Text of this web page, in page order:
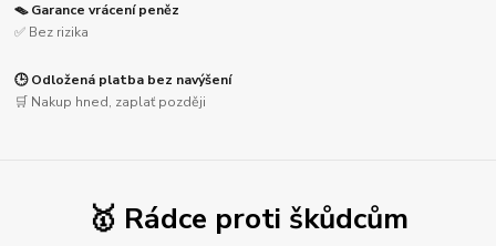
🪤 Garance vrácení peněz
✅ Bez rizika
🕒 Odložená platba bez navýšení
🛒 Nakup hned, zaplať později
🥇 Rádce proti škůdcům